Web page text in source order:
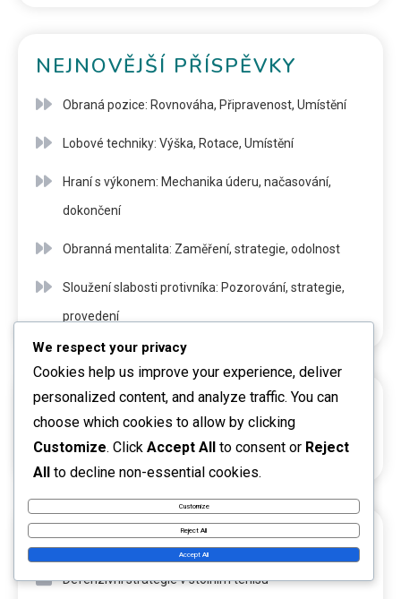
NEJNOVĚJŠÍ PŘÍSPĚVKY
Obraná pozice: Rovnováha, Připravenost, Umístění
Lobové techniky: Výška, Rotace, Umístění
Hraní s výkonem: Mechanika úderu, načasování,
dokončení
Obranná mentalita: Zaměření, strategie, odolnost
Sloužení slabosti protivníka: Pozorování, strategie,
provedení
HLEDAT
KATEGORIE
Defenzivní strategie v stolním tenisu
We respect your privacy
Cookies help us improve your experience, deliver
personalized content, and analyze traffic. You can
choose which cookies to allow by clicking
Customize. Click Accept All to consent or Reject
All to decline non-essential cookies.
Customize
Reject All
Accept All